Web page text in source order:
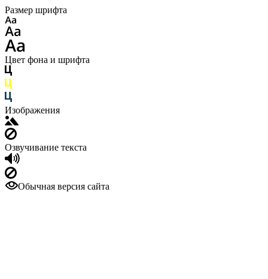
Размер шрифта
Цвет фона и шрифта
Изображения
Озвучивание текста
Обычная версия сайта